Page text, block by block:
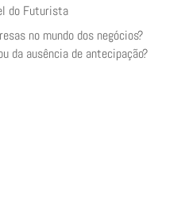
do Futurista
no mundo dos negócios?
da ausência de antecipação?